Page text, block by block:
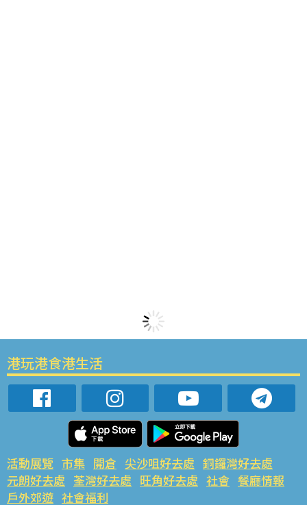
港玩港食港生活
活動展覽 市集 開倉 尖沙咀好去處 銅鑼灣好去處
元朗好去處 荃灣好去處 旺角好去處 社會 餐廳情報
戶外郊遊 社會福利